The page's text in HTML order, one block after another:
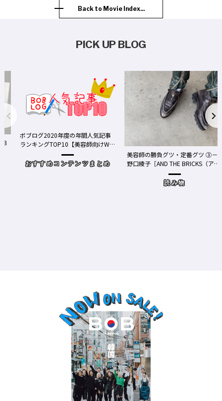
Back to Movie Index...
PICK UP BLOG
人気記事
師向けWe
まとめ
美容師の勝負グツ・定番グツ ③－
野口綾子［AND THE BRICKS（アン